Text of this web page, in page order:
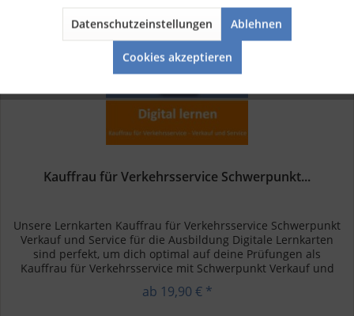
Kauffrau für Verkehrsservice Schwerpunkt...
Unsere Lernkarten Kauffrau für Verkehrsservice Schwerpunkt
Verkauf und Service für die Ausbildung Digitale Lernkarten
sind perfekt, um dich optimal auf deine Prüfungen als
Kauffrau für Verkehrsservice mit Schwerpunkt Verkauf und
ab 19,90 € *
Datenschutzeinstellungen Ablehnen
Cookies akzeptieren